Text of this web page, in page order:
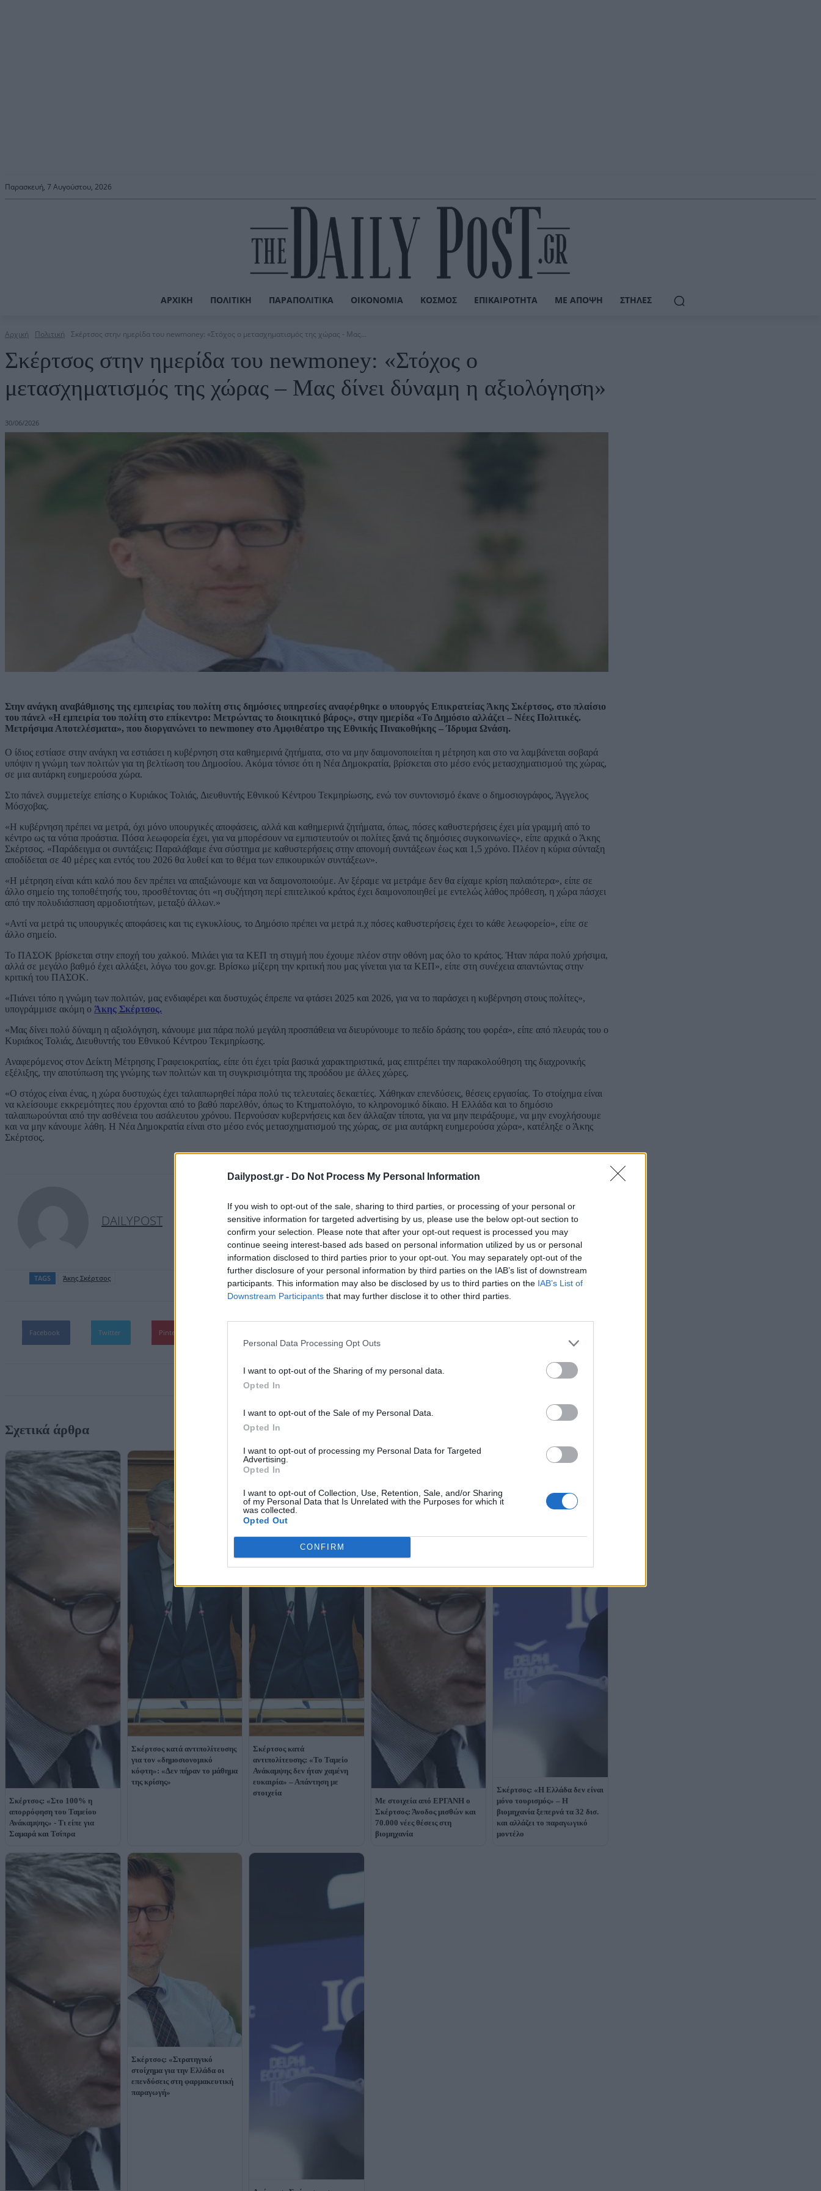
Dailypost.gr - Do Not Process My Personal Information
If you wish to opt-out of the sale, sharing to third parties, or processing of your personal or
sensitive information for targeted advertising by us, please use the below opt-out section to
confirm your selection. Please note that after your opt-out request is processed you may
continue seeing interest-based ads based on personal information utilized by us or personal
information disclosed to third parties prior to your opt-out. You may separately opt-out of the
further disclosure of your personal information by third parties on the IAB’s list of downstream
participants. This information may also be disclosed by us to third parties on the IAB’s List of
Downstream Participants that may further disclose it to other third parties.
Personal Data Processing Opt Outs
I want to opt-out of the Sharing of my personal data.
Opted In
I want to opt-out of the Sale of my Personal Data.
Opted In
I want to opt-out of processing my Personal Data for Targeted
Advertising.
Opted In
I want to opt-out of Collection, Use, Retention, Sale, and/or Sharing
of my Personal Data that Is Unrelated with the Purposes for which it
was collected.
Opted Out
CONFIRM
Παρασκευή, 7 Αυγούστου, 2026
ΑΡΧΙΚΉ ΠΟΛΙΤΙΚΉ ΠΑΡΑΠΟΛΙΤΙΚΆ ΟΙΚΟΝΟΜΊΑ ΚΌΣΜΟΣ ΕΠΙΚΑΙΡΌΤΗΤΑ ΜΕ ΆΠΟΨΗ ΣΤΉΛΕΣ
Αρχική Πολιτική Σκέρτσος στην ημερίδα του newmoney: «Στόχος ο μετασχηματισμός της χώρας - Μας...
Σκέρτσος στην ημερίδα του newmoney: «Στόχος ο
μετασχηματισμός της χώρας – Μας δίνει δύναμη η αξιολόγηση»
30/06/2026
Στην ανάγκη αναβάθμισης της εμπειρίας του πολίτη στις δημόσιες υπηρεσίες αναφέρθηκε ο υπουργός Επικρατείας Άκης Σκέρτσος, στο πλαίσιο
του πάνελ «Η εμπειρία του πολίτη στο επίκεντρο: Μετρώντας το διοικητικό βάρος», στην ημερίδα «Το Δημόσιο αλλάζει – Νέες Πολιτικές.
Μετρήσιμα Αποτελέσματα», που διοργανώνει το newmoney στο Αμφιθέατρο της Εθνικής Πινακοθήκης – Ίδρυμα Ωνάση.
Ο ίδιος εστίασε στην ανάγκη να εστιάσει η κυβέρνηση στα καθημερινά ζητήματα, στο να μην δαιμονοποιείται η μέτρηση και στο να λαμβάνεται σοβαρά
υπόψιν η γνώμη των πολιτών για τη βελτίωση του Δημοσίου. Ακόμα τόνισε ότι η Νέα Δημοκρατία, βρίσκεται στο μέσο ενός μετασχηματισμού της χώρας,
σε μια αυτάρκη ευημερούσα χώρα.
Στο πάνελ συμμετείχε επίσης ο Κυριάκος Τολιάς, Διευθυντής Εθνικού Κέντρου Τεκμηρίωσης, ενώ τον συντονισμό έκανε ο δημοσιογράφος, Άγγελος
Μόσχοβας.
«Η κυβέρνηση πρέπει να μετρά, όχι μόνο υπουργικές αποφάσεις, αλλά και καθημερινά ζητήματα, όπως, πόσες καθυστερήσεις έχει μία γραμμή από το
κέντρο ως τα νότια προάστια. Πόσα λεωφορεία έχει, για να μπορέσουν να εμπιστευτούν οι πολίτες ξανά τις δημόσιες συγκοινωνίες», είπε αρχικά ο Άκης
Σκέρτσος. «Παράδειγμα οι συντάξεις: Παραλάβαμε ένα σύστημα με καθυστερήσεις στην απονομή συντάξεων έως και 1,5 χρόνο. Πλέον η κύρια σύνταξη
αποδίδεται σε 40 μέρες και εντός του 2026 θα λυθεί και το θέμα των επικουρικών συντάξεων».
«Η μέτρηση είναι κάτι καλό που δεν πρέπει να απαξιώνουμε και να δαιμονοποιούμε. Αν ξέραμε να μετράμε δεν θα είχαμε κρίση παλαιότερα», είπε σε
άλλο σημείο της τοποθέτησής του, προσθέτοντας ότι «η συζήτηση περί επιτελικού κράτος έχει δαιμονοποιηθεί με εντελώς λάθος πρόθεση, η χώρα πάσχει
από την πολυδιάσπαση αρμοδιοτήτων, μεταξύ άλλων.»
«Αντί να μετρά τις υπουργικές αποφάσεις και τις εγκυκλίους, το Δημόσιο πρέπει να μετρά π.χ πόσες καθυστερήσεις έχει το κάθε λεωφορείο», είπε σε
άλλο σημείο.
Το ΠΑΣΟΚ βρίσκεται στην εποχή του χαλκού. Μιλάει για τα ΚΕΠ τη στιγμή που έχουμε πλέον στην οθόνη μας όλο το κράτος. Ήταν πάρα πολύ χρήσιμα,
αλλά σε μεγάλο βαθμό έχει αλλάξει, λόγω του gov.gr. Βρίσκω μίζερη την κριτική που μας γίνεται για τα ΚΕΠ», είπε στη συνέχεια απαντώντας στην
κριτική του ΠΑΣΟΚ.
«Πιάνει τόπο η γνώμη των πολιτών, μας ενδιαφέρει και δυστυχώς έπρεπε να φτάσει 2025 και 2026, για να το παράσχει η κυβέρνηση στους πολίτες»,
υπογράμμισε ακόμη ο Άκης Σκέρτσος.
«Μας δίνει πολύ δύναμη η αξιολόγηση, κάνουμε μια πάρα πολύ μεγάλη προσπάθεια να διευρύνουμε το πεδίο δράσης του φορέα», είπε από πλευράς του ο
Κυριάκος Τολιάς, Διευθυντής του Εθνικού Κέντρου Τεκμηρίωσης.
Αναφερόμενος στον Δείκτη Μέτρησης Γραφειοκρατίας, είπε ότι έχει τρία βασικά χαρακτηριστικά, μας επιτρέπει την παρακολούθηση της διαχρονικής
εξέλιξης, την αποτύπωση της γνώμης των πολιτών και τη συγκρισιμότητα της προόδου με άλλες χώρες.
«Ο στόχος είναι ένας, η χώρα δυστυχώς έχει ταλαιπωρηθεί πάρα πολύ τις τελευταίες δεκαετίες. Χάθηκαν επενδύσεις, θέσεις εργασίας. Το στοίχημα είναι
να κλείσουμε εκκρεμότητες που έρχονται από το βαθύ παρελθόν, όπως το Κτηματολόγιο, το κληρονομικό δίκαιο. Η Ελλάδα και το δημόσιο
ταλαιπωρούνται από την ασθένεια του ασάλευτου χρόνου. Περνούσαν κυβερνήσεις και δεν άλλαζαν τίποτα, για να μην πειράξουμε, να μην ενοχλήσουμε
και να μην κάνουμε λάθη. Η Νέα Δημοκρατία είναι στο μέσο ενός μετασχηματισμού της χώρας, σε μια αυτάρκη ευημερούσα χώρα», κατέληξε ο Άκης
Σκέρτσος.
DAILYPOST
TAGS Άκης Σκέρτσος
Facebook Twitter Pinterest
Σχετικά άρθρα
Σκέρτσος: «Στο 100% η
απορρόφηση του Ταμείου
Ανάκαμψης» - Τι είπε για
Σαμαρά και Τσίπρα
Σκέρτσος κατά αντιπολίτευσης
για τον «δημοσιονομικό
κόφτη»: «Δεν πήραν το μάθημα
της κρίσης»
Σκέρτσος κατά
αντιπολίτευσης: «Το Ταμείο
Ανάκαμψης δεν ήταν χαμένη
ευκαιρία» – Απάντηση με
στοιχεία
Με στοιχεία από ΕΡΓΑΝΗ ο
Σκέρτσος: Άνοδος μισθών και
70.000 νέες θέσεις στη
βιομηχανία
Σκέρτσος: «Η Ελλάδα δεν είναι
μόνο τουρισμός» – Η
βιομηχανία ξεπερνά τα 32 δισ.
και αλλάζει το παραγωγικό
μοντέλο
Σκέρτσος: «Στρατηγικό
στοίχημα για την Ελλάδα οι
επενδύσεις στη φαρμακευτική
παραγωγή»